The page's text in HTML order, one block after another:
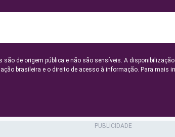
são de origem pública e não são sensíveis. A
brasileira e o direito de acesso à informação. Para mais